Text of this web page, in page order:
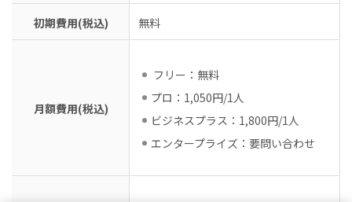
初期費用(税込) 無料
月額費用(税込)
フリー：無料
プロ：1,050円/1人
ビジネスプラス：1,800円/1人
エンタープライズ：要問い合わせ